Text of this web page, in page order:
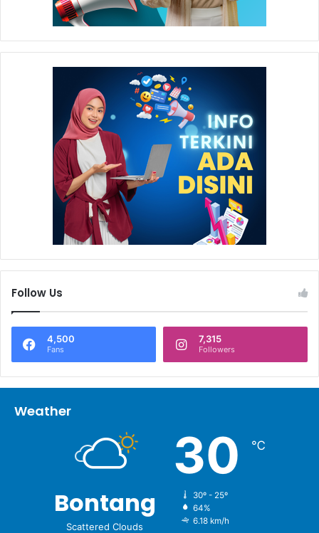
Follow Us
4,500
Fans
7,315
Followers
Weather
Bontang
Scattered Clouds
30 ℃
30º - 25º
64%
6.18 km/h